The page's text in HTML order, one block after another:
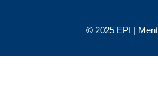
© 2025 EPI |